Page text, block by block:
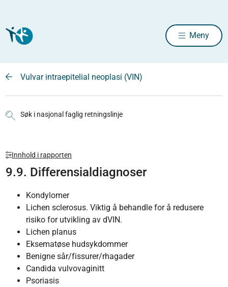
Meny
Vulvar intraepitelial neoplasi (VIN)
Søk i nasjonal faglig retningslinje
Innhold i rapporten
9.9. Differensialdiagnoser
Kondylomer
Lichen sclerosus. Viktig å behandle for å redusere
risiko for utvikling av dVIN.
Lichen planus
Eksematøse hudsykdommer
Benigne sår/fissurer/rhagader
Candida vulvovaginitt
Psoriasis